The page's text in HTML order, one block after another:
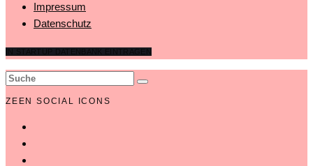
Impressum
Datenschutz
ZEEN SOCIAL ICONS